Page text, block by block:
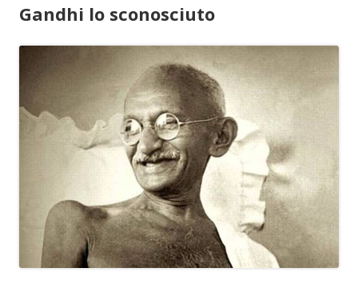
Gandhi lo sconosciuto